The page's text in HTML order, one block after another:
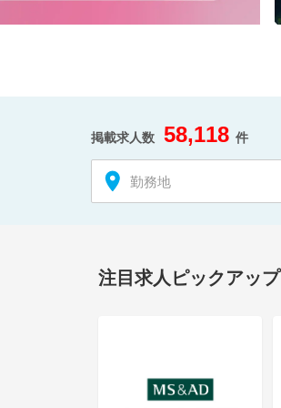
掲載求人数 58,118 件
勤務地
注目求人ピックアップ